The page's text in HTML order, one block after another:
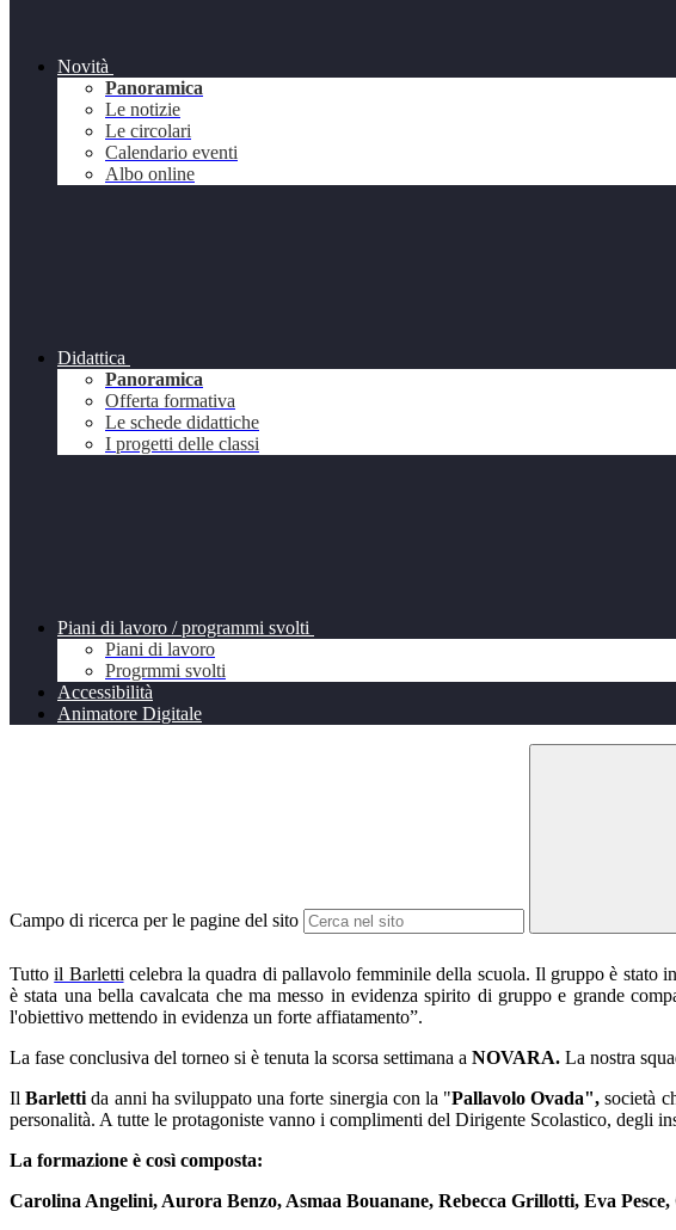
Novità
Panoramica
Le notizie
Le circolari
Calendario eventi
Albo online
Didattica
Panoramica
Offerta formativa
Le schede didattiche
I progetti delle classi
Piani di lavoro / programmi svolti
Piani di lavoro
Progrmmi svolti
Accessibilità
Animatore Digitale
Campo di ricerca per le pagine del sito
Tuttoil Barletti celebra la quadra di pallavolo femminile della scuola. Il gruppo è stato
è stata una bella cavalcata che ma messo in evidenza spirito di gruppo e grande
l'obiettivo mettendo in evidenza un forte affiatamento”.
La fase conclusiva del torneo si è tenuta la scorsa settimana a NOVARA. La nostra
IlBarletti da anni ha sviluppato una forte sinergia con la "Pallavolo Ovada", società
personalità. A tutte le protagoniste vanno i complimenti del Dirigente Scolastico, degli
La formazione è così composta:
Carolina Angelini, Aurora Benzo, Asmaa Bouanane, Rebecca Grillotti, Eva